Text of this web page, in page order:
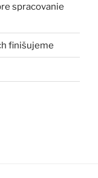
spracovanie
finišujeme